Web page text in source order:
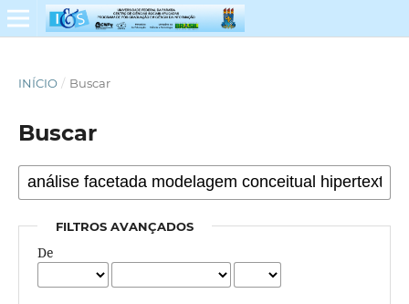
INÍCIO / Buscar
Buscar
FILTROS AVANÇADOS
De